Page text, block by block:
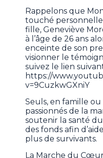
Rappelons que
touché
fille, Geneviève
à l’âge de 26 ans
enceinte de son
visionner le
suivez le lien
https://
v=9CuzkwGXniY
Seuls, en famille
passionnés de la
soutenir la santé
des fonds afin
plus de survivants.
La Marche du